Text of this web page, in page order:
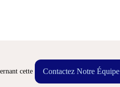
cette
Contactez Notre Équipe